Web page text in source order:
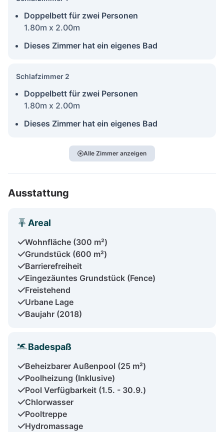
Doppelbett für zwei Personen
1.80m x 2.00m
Dieses Zimmer hat ein eigenes Bad
Schlafzimmer 2
Doppelbett für zwei Personen
1.80m x 2.00m
Dieses Zimmer hat ein eigenes Bad
Alle Zimmer anzeigen
Ausstattung
Areal
Wohnfläche (300 m²)
Grundstück (600 m²)
Barrierefreiheit
Eingezäuntes Grundstück (Fence)
Freistehend
Urbane Lage
Baujahr (2018)
Badespaß
Beheizbarer Außenpool (25 m²)
Poolheizung (Inklusive)
Pool Verfügbarkeit (1.5. - 30.9.)
Chlorwasser
Pooltreppe
Hydromassage